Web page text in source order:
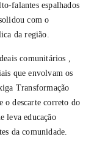
falantes espalhados
com o
da região.
comunitários ,
que envolvam os
Transformação
o descarte correto do
leva educação
da comunidade.